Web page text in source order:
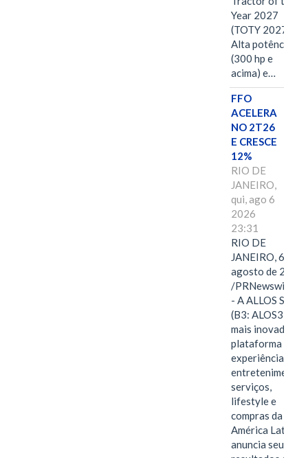
Year 2027
(TOTY 2027:
Alta potência
(300 hp e
acima) e…
FFO
ACELERA
NO 2T26
E CRESCE
12%
RIO DE
JANEIRO,
qui, ago 6
2026
23:31
RIO DE
JANEIRO, 6 de
agosto de 2026
/PRNewswire/ -
- A ALLOS S.A.
(B3: ALOS3), a
mais inovadora
plataforma de
experiências,
entretenimento,
serviços,
lifestyle e
compras da
América Latina
anuncia seus